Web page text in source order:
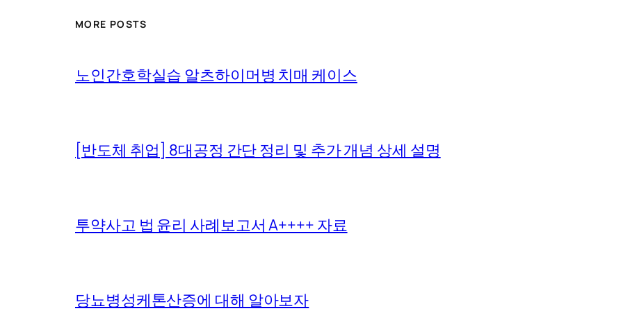
MORE POSTS
노인간호학실습 알츠하이머병 치매 케이스
[반도체 취업] 8대공정 간단 정리 및 추가 개념 상세 설명
투약사고 법 윤리 사례보고서 A++++ 자료
당뇨병성케톤산증에 대해 알아보자